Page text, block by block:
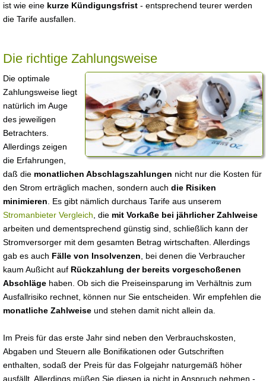
ist wie eine kurze Kündigungsfrist - entsprechend teurer werden
die Tarife ausfallen.
Die richtige Zahlungsweise
Die optimale
Zahlungsweise liegt
natürlich im Auge
des jeweiligen
Betrachters.
Allerdings zeigen
die Erfahrungen,
daß die monatlichen Abschlagszahlungen nicht nur die Kosten für
den Strom erträglich machen, sondern auch die Risiken
minimieren . Es gibt nämlich durchaus Tarife aus unserem
Stromanbieter Vergleich , die mit Vorkaße bei jährlicher Zahlweise
arbeiten und dementsprechend günstig sind, schließlich kann der
Stromversorger mit dem gesamten Betrag wirtschaften. Allerdings
gab es auch Fälle von Insolvenzen , bei denen die Verbraucher
kaum Außicht auf Rückzahlung der bereits vorgeschoßenen
Abschläge haben. Ob sich die Preiseinsparung im Verhältnis zum
Ausfallrisiko rechnet, können nur Sie entscheiden. Wir empfehlen die
monatliche Zahlweise und stehen damit nicht allein da.
Im Preis für das erste Jahr sind neben den Verbrauchskosten,
Abgaben und Steuern alle Bonifikationen oder Gutschriften
enthalten, sodaß der Preis für das Folgejahr naturgemäß höher
ausfällt. Allerdings müßen Sie diesen ja nicht in Anspruch nehmen -